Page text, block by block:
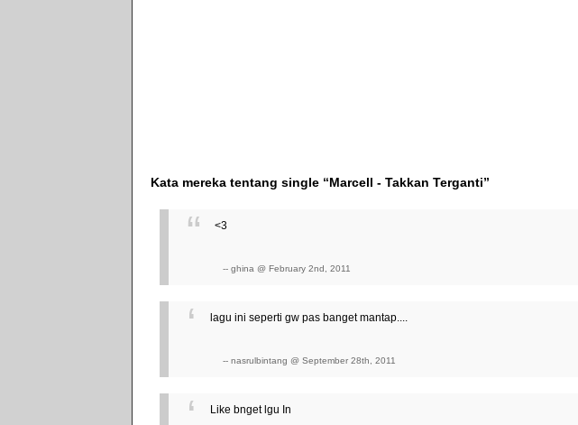
Kata mereka tentang single “Marcell - Takkan Terganti”
<3
-- ghina @ February 2nd, 2011
lagu ini seperti gw pas banget mantap....
-- nasrulbintang @ September 28th, 2011
Like bnget lgu In